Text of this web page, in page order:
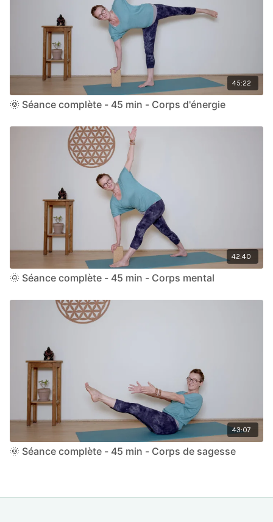
45:22
🌞 Séance complète - 45 min - Corps d'énergie
42:40
🌞 Séance complète - 45 min - Corps mental
43:07
🌞 Séance complète - 45 min - Corps de sagesse